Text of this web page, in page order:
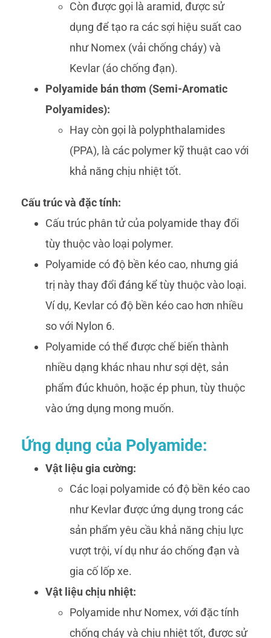
Còn được gọi là aramid, được sử
dụng để tạo ra các sợi hiệu suất cao
như Nomex (vải chống cháy) và
Kevlar (áo chống đạn).
Polyamide bán thơm (Semi-Aromatic
Polyamides):
Hay còn gọi là polyphthalamides
(PPA), là các polymer kỹ thuật cao với
khả năng chịu nhiệt tốt.
Cấu trúc và đặc tính:
Cấu trúc phân tử của polyamide thay đổi
tùy thuộc vào loại polymer.
Polyamide có độ bền kéo cao, nhưng giá
trị này thay đổi đáng kể tùy thuộc vào loại.
Ví dụ, Kevlar có độ bền kéo cao hơn nhiều
so với Nylon 6.
Polyamide có thể được chế biến thành
nhiều dạng khác nhau như sợi dệt, sản
phẩm đúc khuôn, hoặc ép phun, tùy thuộc
vào ứng dụng mong muốn.
Ứng dụng của Polyamide:
Vật liệu gia cường:
Các loại polyamide có độ bền kéo cao
như Kevlar được ứng dụng trong các
sản phẩm yêu cầu khả năng chịu lực
vượt trội, ví dụ như áo chống đạn và
gia cố lốp xe.
Vật liệu chịu nhiệt:
Polyamide như Nomex, với đặc tính
chống cháy và chịu nhiệt tốt, được sử